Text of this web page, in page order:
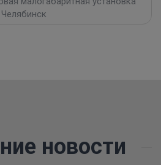
Челябинск
новости